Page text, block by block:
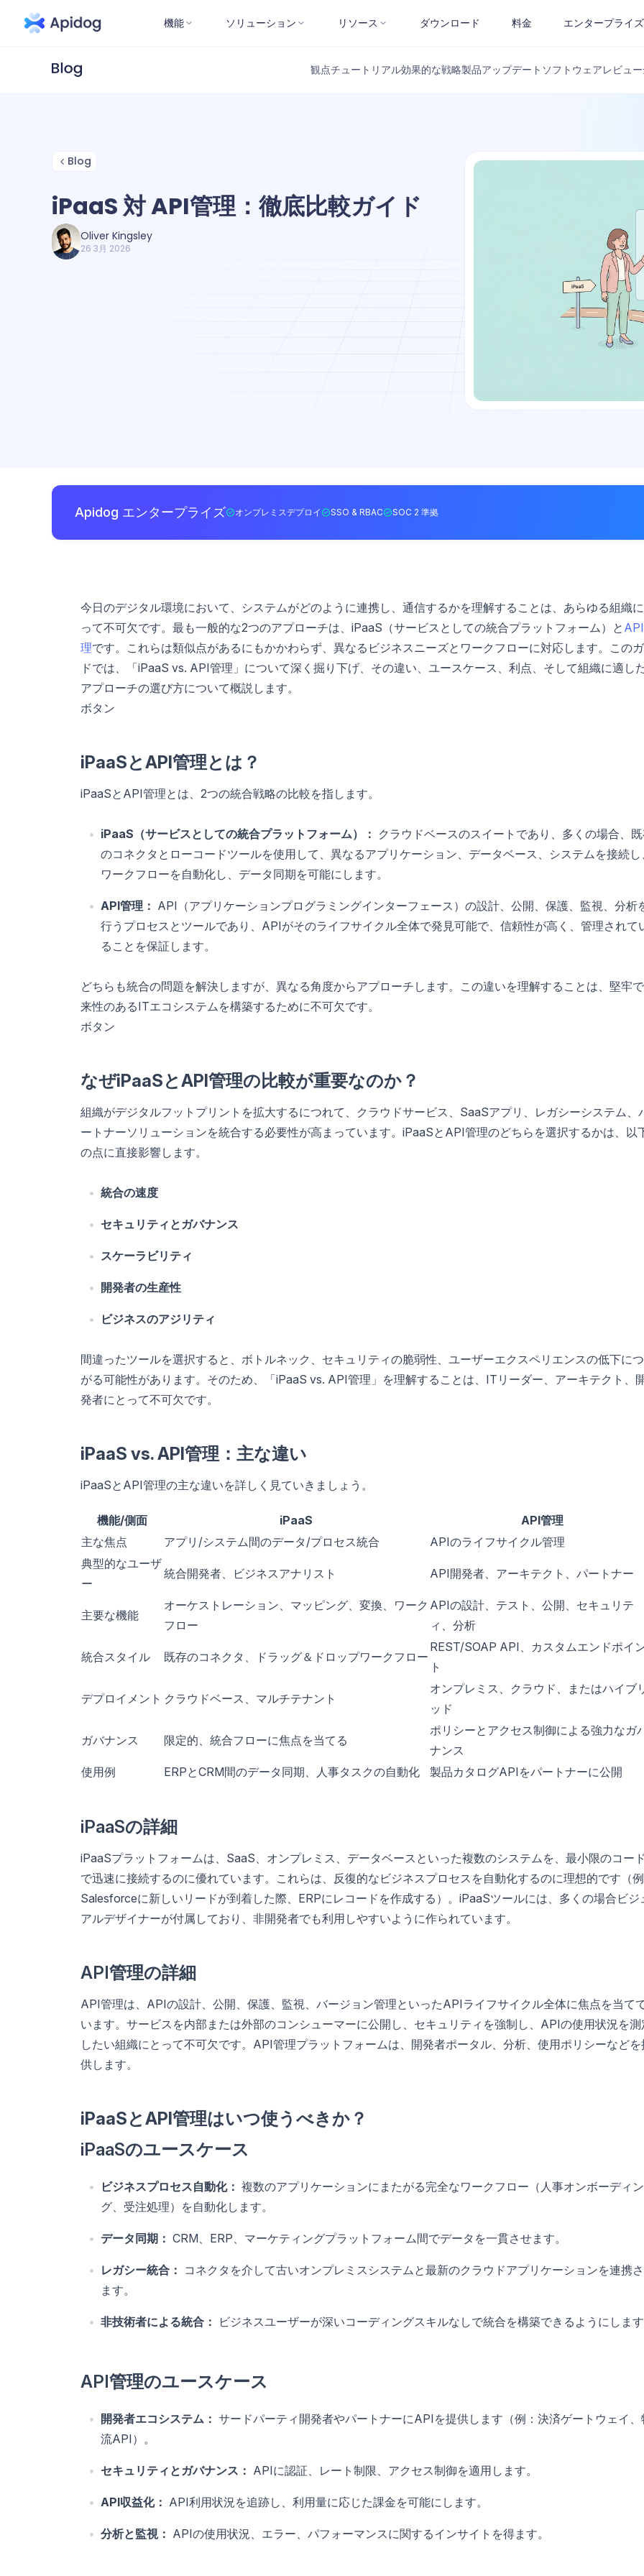
機能 ソリューション リソース ダウンロード 料金 エンタープライズ
観点チュートリアル効果的な戦略製品アップデート ソフトウェアレビュー
Blog
iPaaS 対 API管理：徹底比較ガイド
Oliver Kingsley
26 3月 2026
Apidog エンタープライズ オンプレミスデプロイ SSO & RBAC SOC 2 準拠
今日のデジタル環境において、システムがどのように連携し、通信するかを理解することは、あらゆる組織
って不可欠です。最も一般的な2つのアプローチは、iPaaS（サービスとしての統合プラットフォーム）と
理です。これらは類似点があるにもかかわらず、異なるビジネスニーズとワークフローに対応します。この
ドでは、「iPaaS vs. API管理」について深く掘り下げ、その違い、ユースケース、利点、そして組織に適し
アプローチの選び方について概説します。
ボタン
iPaaSとAPI管理とは？
iPaaSとAPI管理とは、2つの統合戦略の比較を指します。
iPaaS（サービスとしての統合プラットフォーム）： クラウドベースのスイートであり、多くの場合、
のコネクタとローコードツールを使用して、異なるアプリケーション、データベース、システムを接続し
ワークフローを自動化し、データ同期を可能にします。
API管理： API（アプリケーションプログラミングインターフェース）の設計、公開、保護、監視、分析
行うプロセスとツールであり、APIがそのライフサイクル全体で発見可能で、信頼性が高く、管理されて
ることを保証します。
どちらも統合の問題を解決しますが、異なる角度からアプローチします。この違いを理解することは、堅牢
来性のあるITエコシステムを構築するために不可欠です。
ボタン
なぜiPaaSとAPI管理の比較が重要なのか？
組織がデジタルフットプリントを拡大するにつれて、クラウドサービス、SaaSアプリ、レガシーシステム、
ートナーソリューションを統合する必要性が高まっています。iPaaSとAPI管理のどちらを選択するかは、以
の点に直接影響します。
統合の速度
セキュリティとガバナンス
スケーラビリティ
開発者の生産性
ビジネスのアジリティ
間違ったツールを選択すると、ボトルネック、セキュリティの脆弱性、ユーザーエクスペリエンスの低下に
がる可能性があります。そのため、「iPaaS vs. API管理」を理解することは、ITリーダー、アーキテクト、
発者にとって不可欠です。
iPaaS vs. API管理：主な違い
iPaaSとAPI管理の主な違いを詳しく見ていきましょう。
機能/側面 iPaaS
API管理
主な焦点
アプリ/システム間のデータ/プロセス統合
APIのライフサイクル管理
典型的なユーザ
ー
統合開発者、ビジネスアナリスト API開発者、アーキテクト、パートナー
主要な機能
オーケストレーション、マッピング、変換、ワーク
フロー
APIの設計、テスト、公開、セキュリテ
ィ、分析
統合スタイル 既存のコネクタ、ドラッグ＆ドロップワークフロー
REST/SOAP API、カスタムエンドポイ
ト
デプロイメント クラウドベース、マルチテナント
オンプレミス、クラウド、またはハイブ
ッド
ガバナンス 限定的、統合フローに焦点を当てる
ポリシーとアクセス制御による強力なガ
ナンス
使用例
ERPとCRM間のデータ同期、人事タスクの自動化 製品カタログAPIをパートナーに公開
iPaaSの詳細
iPaaSプラットフォームは、SaaS、オンプレミス、データベースといった複数のシステムを、最小限のコー
で迅速に接続するのに優れています。これらは、反復的なビジネスプロセスを自動化するのに理想的です（
Salesforceに新しいリードが到着した際、ERPにレコードを作成する）。iPaaSツールには、多くの場合ビジ
アルデザイナーが付属しており、非開発者でも利用しやすいように作られています。
API管理の詳細
API管理は、APIの設計、公開、保護、監視、バージョン管理といったAPIライフサイクル全体に焦点を当て
います。サービスを内部または外部のコンシューマーに公開し、セキュリティを強制し、APIの使用状況を測
したい組織にとって不可欠です。API管理プラットフォームは、開発者ポータル、分析、使用ポリシーなどを
供します。
iPaaSとAPI管理はいつ使うべきか？
iPaaSのユースケース
ビジネスプロセス自動化： 複数のアプリケーションにまたがる完全なワークフロー（人事オンボーディン
グ、受注処理）を自動化します。
データ同期： CRM、ERP、マーケティングプラットフォーム間でデータを一貫させます。
レガシー統合： コネクタを介して古いオンプレミスシステムと最新のクラウドアプリケーションを連携
ます。
非技術者による統合： ビジネスユーザーが深いコーディングスキルなしで統合を構築できるようにしま
API管理のユースケース
開発者エコシステム： サードパーティ開発者やパートナーにAPIを提供します（例：決済ゲートウェイ、
流API）。
セキュリティとガバナンス： APIに認証、レート制限、アクセス制御を適用します。
API収益化： API利用状況を追跡し、利用量に応じた課金を可能にします。
分析と監視： APIの使用状況、エラー、パフォーマンスに関するインサイトを得ます。